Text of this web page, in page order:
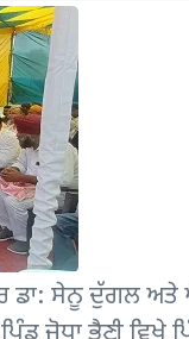
ਡਾ: ਸੇਨੂ ਦੁੱਗਲ